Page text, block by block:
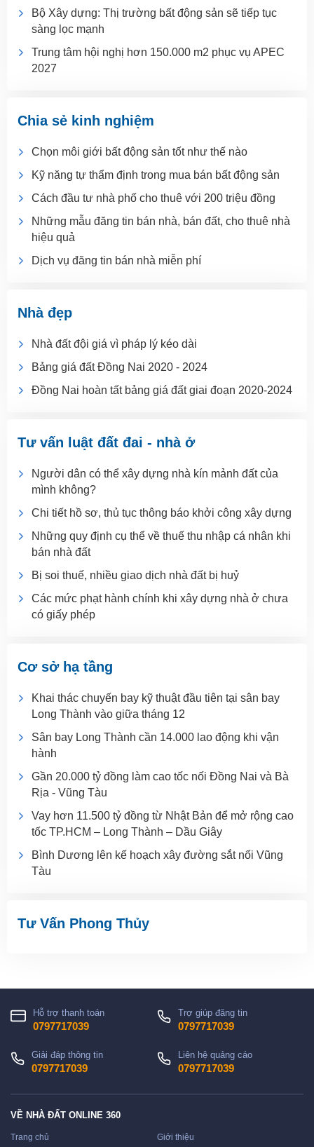
Bộ Xây dựng: Thị trường bất động sản sẽ tiếp tục
sàng lọc mạnh
Trung tâm hội nghị hơn 150.000 m2 phục vụ APEC
2027
Chia sẻ kinh nghiệm
Chọn môi giới bất động sản tốt như thế nào
Kỹ năng tự thẩm định trong mua bán bất động sản
Cách đầu tư nhà phố cho thuê với 200 triệu đồng
Những mẫu đăng tin bán nhà, bán đất, cho thuê nhà
hiệu quả
Dịch vụ đăng tin bán nhà miễn phí
Nhà đẹp
Nhà đất đội giá vì pháp lý kéo dài
Bảng giá đất Đồng Nai 2020 - 2024
Đồng Nai hoàn tất bảng giá đất giai đoạn 2020-2024
Tư vấn luật đất đai - nhà ở
Người dân có thể xây dựng nhà kín mảnh đất của
mình không?
Chi tiết hồ sơ, thủ tục thông báo khởi công xây dựng
Những quy định cụ thể về thuế thu nhập cá nhân khi
bán nhà đất
Bị soi thuế, nhiều giao dịch nhà đất bị huỷ
Các mức phạt hành chính khi xây dựng nhà ở chưa
có giấy phép
Cơ sở hạ tầng
Khai thác chuyến bay kỹ thuật đầu tiên tại sân bay
Long Thành vào giữa tháng 12
Sân bay Long Thành cần 14.000 lao động khi vận
hành
Gần 20.000 tỷ đồng làm cao tốc nối Đồng Nai và Bà
Rịa - Vũng Tàu
Vay hơn 11.500 tỷ đồng từ Nhật Bản để mở rộng cao
tốc TP.HCM – Long Thành – Dầu Giây
Bình Dương lên kế hoạch xây đường sắt nối Vũng
Tàu
Tư Vấn Phong Thủy
Hỗ trợ thanh toán
0797717039
Trợ giúp đăng tin
0797717039
Giải đáp thông tin
0797717039
Liên hệ quảng cáo
0797717039
VỀ NHÀ ĐẤT ONLINE 360
Trang chủ
Giới thiệu